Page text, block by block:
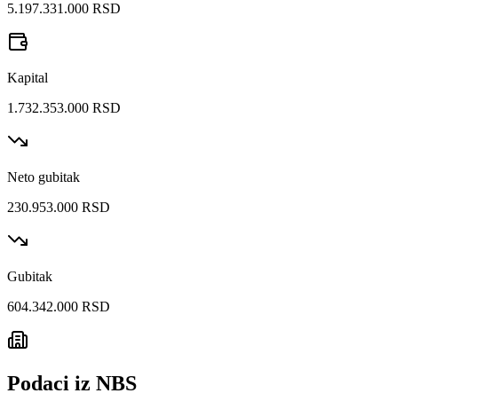
5.197.331.000 RSD
Kapital
1.732.353.000 RSD
Neto gubitak
230.953.000 RSD
Gubitak
604.342.000 RSD
Podaci iz NBS